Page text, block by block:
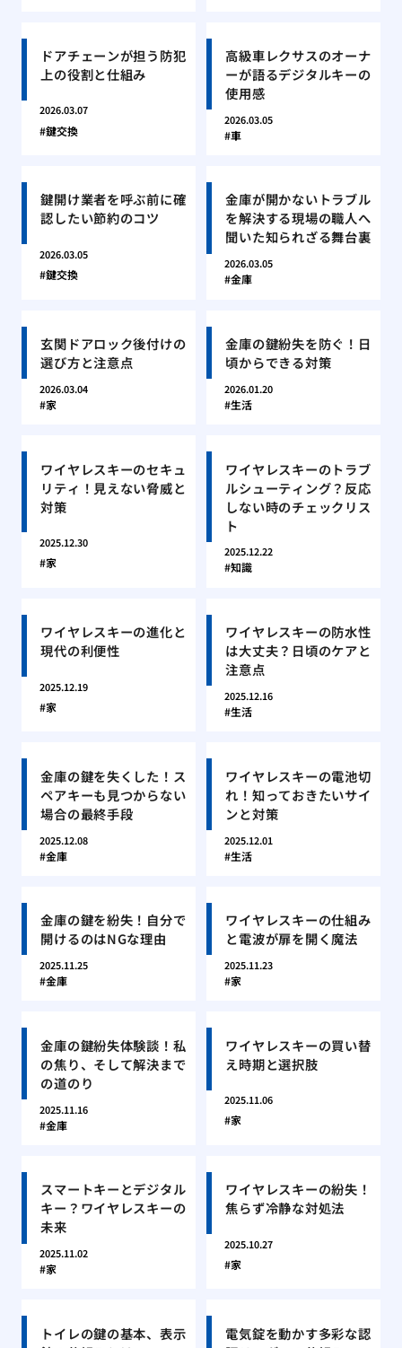
ドアチェーンが担う防犯
上の役割と仕組み
2026.03.07
鍵交換
高級車レクサスのオーナ
ーが語るデジタルキーの
使用感
2026.03.05
車
鍵開け業者を呼ぶ前に確
認したい節約のコツ
2026.03.05
鍵交換
金庫が開かないトラブル
を解決する現場の職人へ
聞いた知られざる舞台裏
2026.03.05
金庫
玄関ドアロック後付けの
選び方と注意点
2026.03.04
家
金庫の鍵紛失を防ぐ！日
頃からできる対策
2026.01.20
生活
ワイヤレスキーのセキュ
リティ！見えない脅威と
対策
2025.12.30
家
ワイヤレスキーのトラブ
ルシューティング？反応
しない時のチェックリス
ト
2025.12.22
知識
ワイヤレスキーの進化と
現代の利便性
2025.12.19
家
ワイヤレスキーの防水性
は大丈夫？日頃のケアと
注意点
2025.12.16
生活
金庫の鍵を失くした！ス
ペアキーも見つからない
場合の最終手段
2025.12.08
金庫
ワイヤレスキーの電池切
れ！知っておきたいサイ
ンと対策
2025.12.01
生活
金庫の鍵を紛失！自分で
開けるのはNGな理由
2025.11.25
金庫
ワイヤレスキーの仕組み
と電波が扉を開く魔法
2025.11.23
家
金庫の鍵紛失体験談！私
の焦り、そして解決まで
の道のり
2025.11.16
金庫
ワイヤレスキーの買い替
え時期と選択肢
2025.11.06
家
スマートキーとデジタル
キー？ワイヤレスキーの
未来
2025.11.02
家
ワイヤレスキーの紛失！
焦らず冷静な対処法
2025.10.27
家
トイレの鍵の基本、表示
電気錠を動かす多彩な認